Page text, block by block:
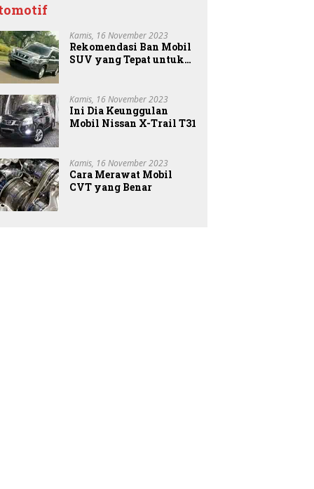
Kamis, 16 November 2023
Rekomendasi Ban Mobil
SUV yang Tepat untuk
Kamis, 16 November 2023
Ini Dia Keunggulan
Mobil Nissan X-Trail T31
Kamis, 16 November 2023
Cara Merawat Mobil
CVT yang Benar